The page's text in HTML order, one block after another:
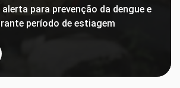
para prevenção da dengue e
período de estiagem